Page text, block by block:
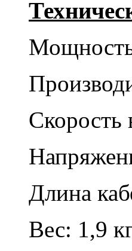
Скорость
Длина
Вес: 1,9